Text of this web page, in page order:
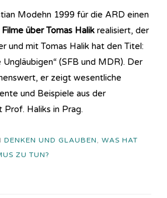
Modehn 1999 für die ARD einen
Filme über Tomas Halik realisiert, der
und mit Tomas Halik hat den Titel:
(SFB und MDR). Der
er zeigt wesentliche
und Beispiele aus der
Haliks in Prag.
DENKEN UND GLAUBEN, WAS HAT
ZU TUN?